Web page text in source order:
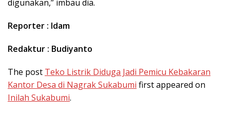
digunakan,” imbau dia.
Reporter : Idam
Redaktur : Budiyanto
The post Teko Listrik Diduga Jadi Pemicu Kebakaran
Kantor Desa di Nagrak Sukabumi first appeared on
Inilah Sukabumi.